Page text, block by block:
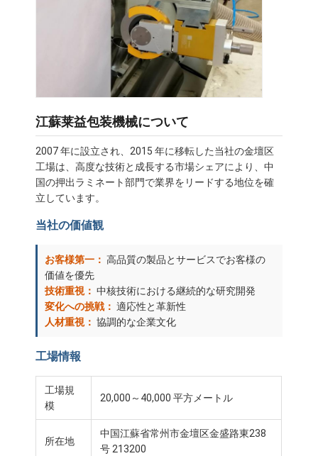
江蘇莱益包装機械について
2007 年に設立され、2015 年に移転した当社の金壇区
工場は、高度な技術と成長する市場シェアにより、中
国の押出ラミネート部門で業界をリードする地位を確
立しています。
当社の価値観
お客様第一： 高品質の製品とサービスでお客様の
価値を優先
技術重視： 中核技術における継続的な研究開発
変化への挑戦： 適応性と革新性
人材重視： 協調的な企業文化
工場情報
工場規
模
20,000～40,000 平方メートル
所在地
中国江蘇省常州市金壇区金盛路東238
号 213200